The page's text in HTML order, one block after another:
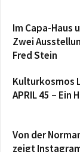
Im Capa-Haus
Zwei
Fred Stein
Kulturkosmos
APRIL 45 – Ein
Von der
zeigt